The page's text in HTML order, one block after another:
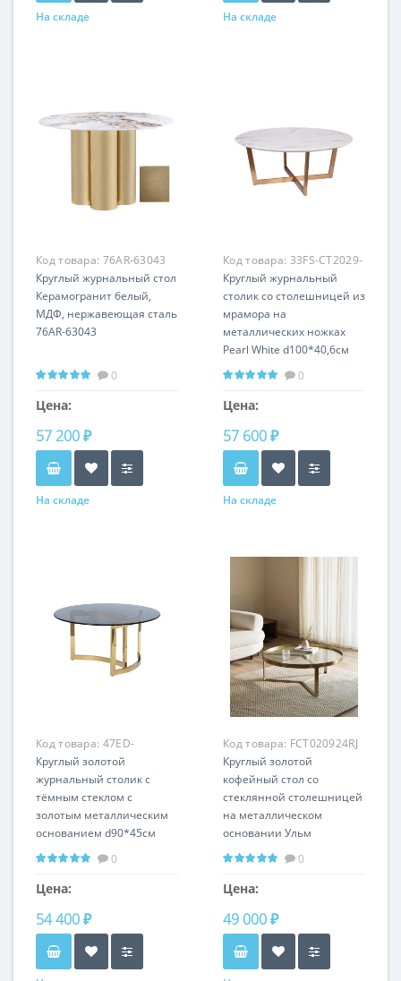
На складе На складе
Код товара: 76AR-63043
Круглый журнальный стол
Керамогранит белый,
МДФ, нержавеющая сталь
76AR-63043
0
Цена:
57 200 ₽
На складе
Код товара: 33FS-CT2029-
BBS
Круглый журнальный
столик со столешницей из
мрамора на
металлических ножках
Pearl White d100*40,6см
33FS-CT2029-BBS
0
Цена:
57 600 ₽
На складе
Код товара: 47ED-
CT062GOLD
Круглый золотой
журнальный столик с
тёмным стеклом с
золотым металлическим
основанием d90*45см
47ED-CT062GOLD
0
Цена:
54 400 ₽
Код товара: FCT020924RJ
Круглый золотой
кофейный стол со
стеклянной столешницей
на металлическом
основании Ульм
0
Цена:
49 000 ₽